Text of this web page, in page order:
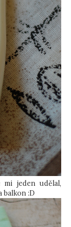
mi jeden udělal,
balkon :D